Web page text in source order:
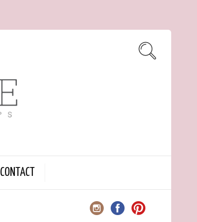
CONTACT